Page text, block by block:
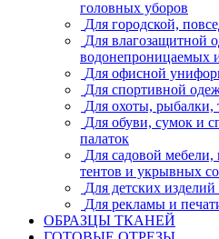
головных уборов
Для городской,
Для влагозащитной
водонепроницаемых
Для офисной
Для спортивной
Для охоты, рыбалки,
Для обуви, сумок и
палаток
Для садовой мебели,
тентов и укрывных
Для детских
Для рекламы и
ОБРАЗЦЫ ТКАНЕЙ